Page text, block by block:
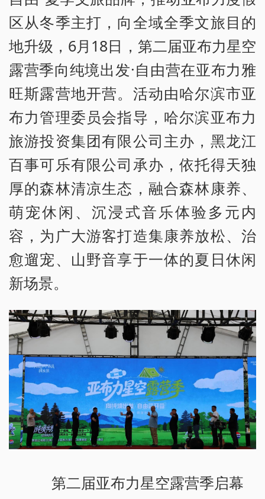
区从冬季主打，向全域全季文旅目的
地升级，6月18日，第二届亚布力星空
露营季向纯境出发·自由营在亚布力雅
旺斯露营地开营。活动由哈尔滨市亚
布力管理委员会指导，哈尔滨亚布力
旅游投资集团有限公司主办，黑龙江
百事可乐有限公司承办，依托得天独
厚的森林清凉生态，融合森林康养、
萌宠休闲、沉浸式音乐体验多元内
容，为广大游客打造集康养放松、治
愈遛宠、山野音享于一体的夏日休闲
新场景。
第二届亚布力星空露营季启幕